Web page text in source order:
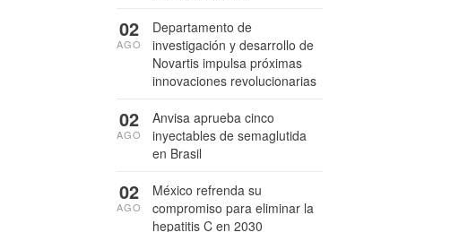
Departamento de
investigación y desarrollo de
Novartis impulsa próximas
innovaciones revolucionarias
02
AGO
Anvisa aprueba cinco
inyectables de semaglutida
en Brasil
02
AGO
México refrenda su
compromiso para eliminar la
hepatitis C en 2030
02
AGO